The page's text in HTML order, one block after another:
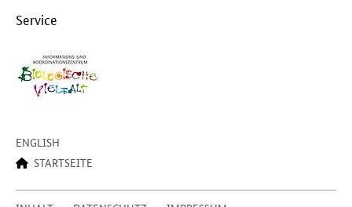
Service
ENGLISH
STARTSEITE